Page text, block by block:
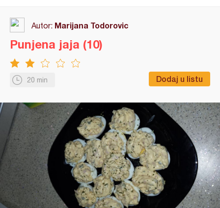
Autor: Marijana Todorovic
20 min Dodaj u listu
Punjena jaja (10)